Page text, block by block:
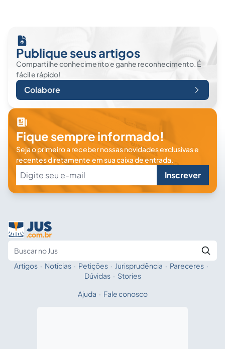
Publique seus artigos
Compartilhe conhecimento e ganhe reconhecimento. É
fácil e rápido!
Colabore
Fique sempre informado!
Seja o primeiro a receber nossas novidades exclusivas e
recentes diretamente em sua caixa de entrada.
Inscrever
Fale com a IA
Artigos · Notícias · Petições · Jurisprudência · Pareceres ·
Dúvidas · Stories
Ajuda · Fale conosco